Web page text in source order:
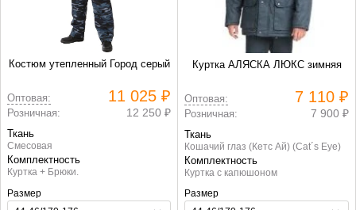
Костюм утепленный Город серый
Оптовая: 11 025 ₽
Розничная: 12 250 ₽
Ткань
Смесовая
Комплектность
Куртка + Брюки.
Размер
Куртка АЛЯСКА ЛЮКС зимняя
Оптовая: 7 110 ₽
Розничная: 7 900 ₽
Ткань
Кошачий глаз (Кетс Ай) (Cat´s Eye)
Комплектность
Куртка с капюшоном
Размер